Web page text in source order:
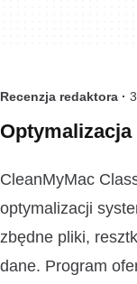
Recenzja redaktora ·
Optymalizacja
CleanMyMac
optymalizacji
zbędne pliki,
dane. Program